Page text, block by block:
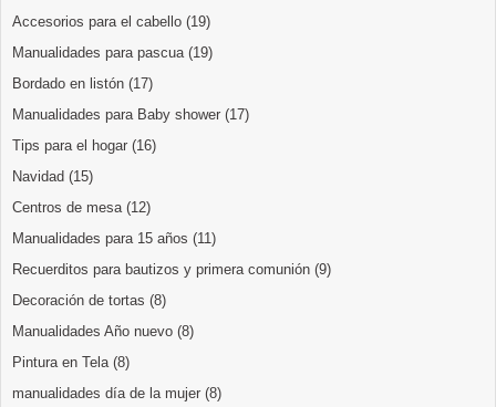
Accesorios para el cabello (19)
Manualidades para pascua (19)
Bordado en listón (17)
Manualidades para Baby shower (17)
Tips para el hogar (16)
Navidad (15)
Centros de mesa (12)
Manualidades para 15 años (11)
Recuerditos para bautizos y primera comunión (9)
Decoración de tortas (8)
Manualidades Año nuevo (8)
Pintura en Tela (8)
manualidades día de la mujer (8)